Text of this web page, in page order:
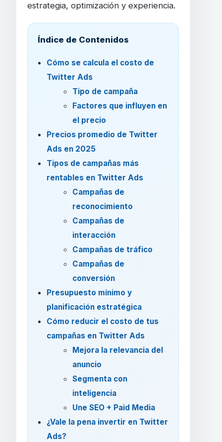
estrategia, optimización y experiencia.
Índice de Contenidos
Cómo se calcula el costo de
Twitter Ads
Tipo de campaña
Factores que influyen en
el precio
Precios promedio de Twitter
Ads en 2025
Tipos de campañas más
rentables en Twitter Ads
Campañas de
reconocimiento
Campañas de
interacción
Campañas de tráfico
Campañas de
conversión
Presupuesto mínimo y
planificación estratégica
Cómo reducir el costo de tus
campañas en Twitter Ads
Mejora la relevancia del
anuncio
Segmenta con
inteligencia
Une SEO + Paid Media
¿Vale la pena invertir en Twitter
Ads?